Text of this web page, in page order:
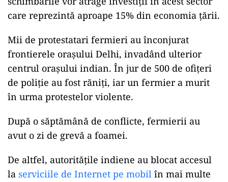
ad
Guvernul indian a făcut unele concesii, însă nu
vrea să renunțe la legi, considerând că
care reprezintă aproape 15% din economia țării.